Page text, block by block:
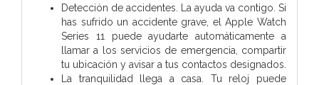
Detección de accidentes. La ayuda va contigo. Si
has sufrido un accidente grave, el Apple Watch
Series 11 puede ayudarte automáticamente a
llamar a los servicios de emergencia, compartir
tu ubicación y avisar a tus contactos designados.
La tranquilidad llega a casa. Tu reloj puede